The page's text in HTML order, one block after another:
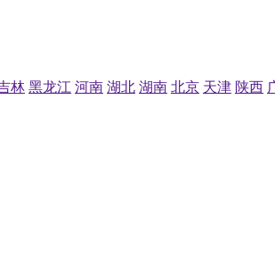
林 黑龙江 河南 湖北 湖南 北京 天津 陕西